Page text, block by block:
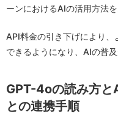
ーンにおけるAIの活用方法
API料金の引き下げにより
できるようになり、AIの普
GPT-4oの読み方
との連携手順